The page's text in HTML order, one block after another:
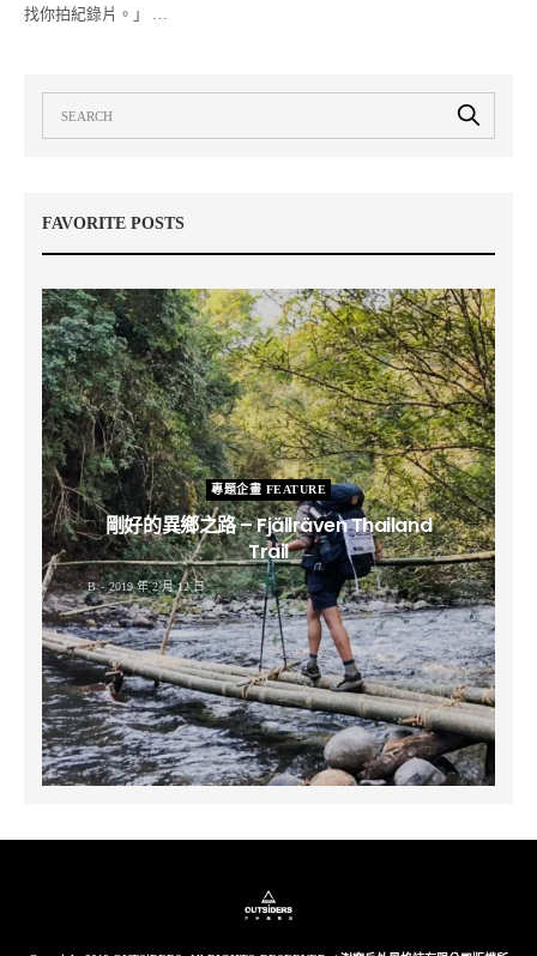
找你拍紀錄片。」 …
FAVORITE POSTS
專題企畫 FEATURE
剛好的異鄉之路 – Fjällräven Thailand
Trail
B 2019 年 2 月 12 日